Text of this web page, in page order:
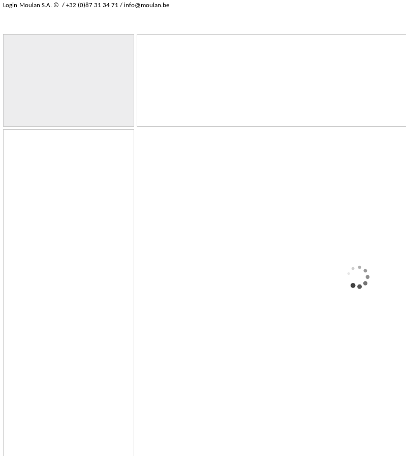
Login Moulan S.A. © / +32 (0)87 31 34 71 / info@moulan.be